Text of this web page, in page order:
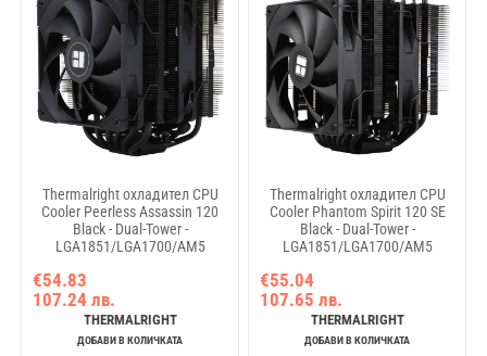
Thermalright охладител CPU
Cooler Peerless Assassin 120
Black - Dual-Tower -
LGA1851/LGA1700/AM5
€54.83
107.24 лв.
THERMALRIGHT
ДОБАВИ В КОЛИЧКАТА
Thermalright охладител CPU
Cooler Phantom Spirit 120 SE
Black - Dual-Tower -
LGA1851/LGA1700/AM5
€55.04
107.65 лв.
THERMALRIGHT
ДОБАВИ В КОЛИЧКАТА